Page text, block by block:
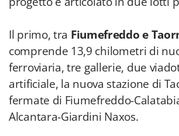
Il primo, tra Fiumefreddo e
comprende 13,9 chilometri di
ferroviaria, tre gallerie, due
artificiale, la nuova stazione di
fermate di Fiumefreddo-
Alcantara-Giardini Naxos.